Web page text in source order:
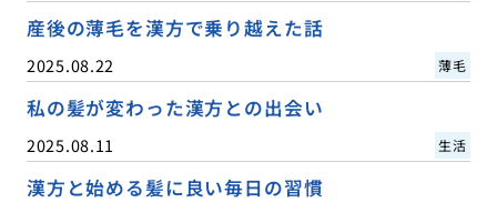
産後の薄毛を漢方で乗り越えた話
2025.08.22 薄毛
私の髪が変わった漢方との出会い
2025.08.11 生活
漢方と始める髪に良い毎日の習慣